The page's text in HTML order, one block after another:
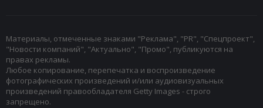
Материалы, отмеченные знаками "Реклама", "PR", "Спецпроект",
"Новости компаний", "Актуально", "Промо", публикуются на
правах рекламы.
Любое копирование, перепечатка и воспроизведение
фотографических произведений и/или аудиовизуальных
произведений правообладателя Getty Images - строго
запрещено.